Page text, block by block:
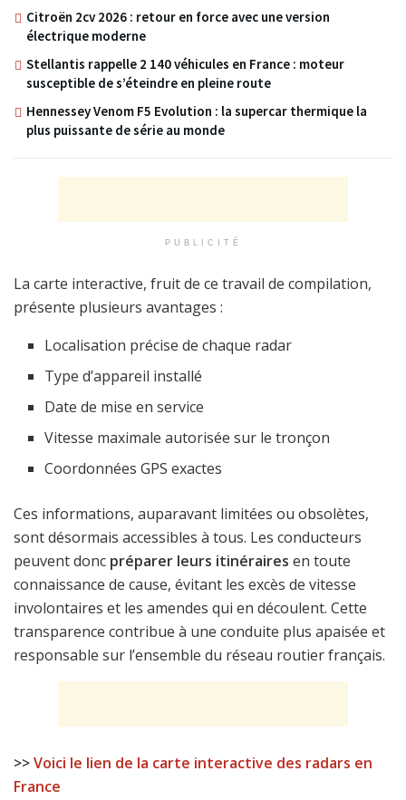
Citroën 2cv 2026 : retour en force avec une version
électrique moderne
Stellantis rappelle 2 140 véhicules en France : moteur
susceptible de s’éteindre en pleine route
Hennessey Venom F5 Evolution : la supercar thermique la
plus puissante de série au monde
PUBLICITÉ
La carte interactive, fruit de ce travail de compilation,
présente plusieurs avantages :
Localisation précise de chaque radar
Type d’appareil installé
Date de mise en service
Vitesse maximale autorisée sur le tronçon
Coordonnées GPS exactes
Ces informations, auparavant limitées ou obsolètes,
sont désormais accessibles à tous. Les conducteurs
peuvent donc préparer leurs itinéraires en toute
connaissance de cause, évitant les excès de vitesse
involontaires et les amendes qui en découlent. Cette
transparence contribue à une conduite plus apaisée et
responsable sur l’ensemble du réseau routier français.
>>Voici le lien de la carte interactive des radars en
France